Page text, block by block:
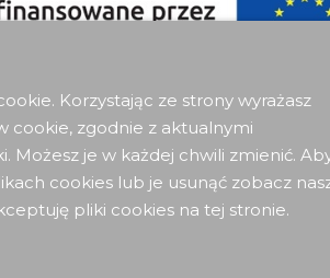
Korzystając ze strony wyrażasz
cookie, zgodnie z aktualnymi
Możesz je w każdej chwili zmienić.
cookies lub je usunąć zobacz
pliki cookies na tej stronie.